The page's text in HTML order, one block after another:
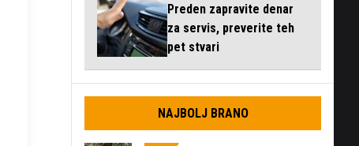
Preden zapravite denar
za servis, preverite teh
pet stvari
NAJBOLJ BRANO